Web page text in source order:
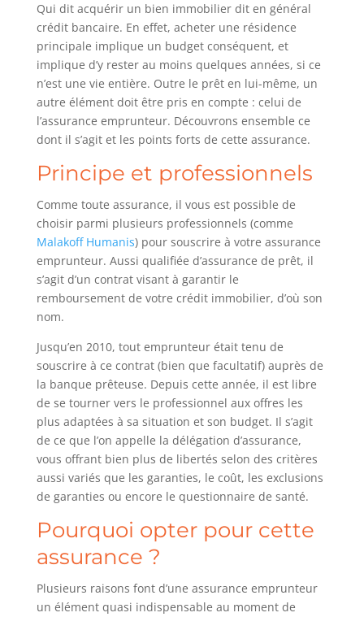
Qui dit acquérir un bien immobilier dit en général
crédit bancaire. En effet, acheter une résidence
principale implique un budget conséquent, et
implique d’y rester au moins quelques années, si ce
n’est une vie entière. Outre le prêt en lui-même, un
autre élément doit être pris en compte : celui de
l’assurance emprunteur. Découvrons ensemble ce
dont il s’agit et les points forts de cette assurance.
Principe et professionnels
Comme toute assurance, il vous est possible de
choisir parmi plusieurs professionnels (comme
Malakoff Humanis) pour souscrire à votre assurance
emprunteur. Aussi qualifiée d’assurance de prêt, il
s’agit d’un contrat visant à garantir le
remboursement de votre crédit immobilier, d’où son
nom.
Jusqu’en 2010, tout emprunteur était tenu de
souscrire à ce contrat (bien que facultatif) auprès de
la banque prêteuse. Depuis cette année, il est libre
de se tourner vers le professionnel aux offres les
plus adaptées à sa situation et son budget. Il s’agit
de ce que l’on appelle la délégation d’assurance,
vous offrant bien plus de libertés selon des critères
aussi variés que les garanties, le coût, les exclusions
de garanties ou encore le questionnaire de santé.
Pourquoi opter pour cette
assurance ?
Plusieurs raisons font d’une assurance emprunteur
un élément quasi indispensable au moment de